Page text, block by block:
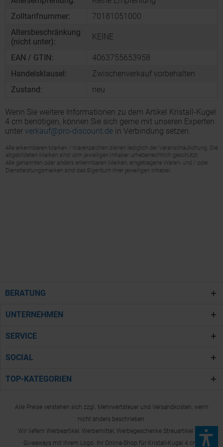
Zolltarifnummer:
70181051000
Altersbeschränkung
(nicht unter):
KEINE
EAN / GTIN:
4063755653958
Handelsklausel:
Zwischenverkauf vorbehalten
Zustand:
neu
Wenn Sie weitere Informationen zu dem Artikel Kristall-Kugel
4 cm benötigen, können Sie sich gerne mit unseren Experten
unter verkauf@pro-discount.de in Verbindung setzen.
BERATUNG
UNTERNEHMEN
SERVICE
SOCIAL
TOP-KATEGORIEN
Alle Preise verstehen sich zzgl. Mehrwertsteuer und Versandkosten, wenn
nicht anders beschrieben.
Wir liefern Werbeartikel, Werbemittel, Werbegeschenke Streuartikel und
Giveaways mit Ihrem Logo. Ihr Online-Shop für Kristall-Kugel 4 cm.